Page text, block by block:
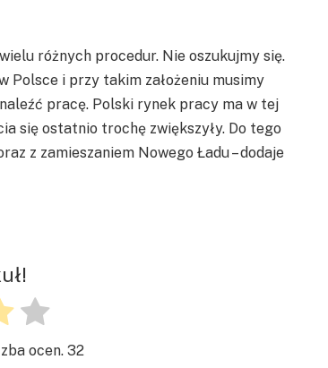
różnych procedur. Nie oszukujmy się.
Polsce i przy takim założeniu musimy
pracę. Polski rynek pracy ma w tej
się ostatnio trochę zwiększyły. Do tego
z zamieszaniem Nowego Ładu – dodaje
ocen. 32